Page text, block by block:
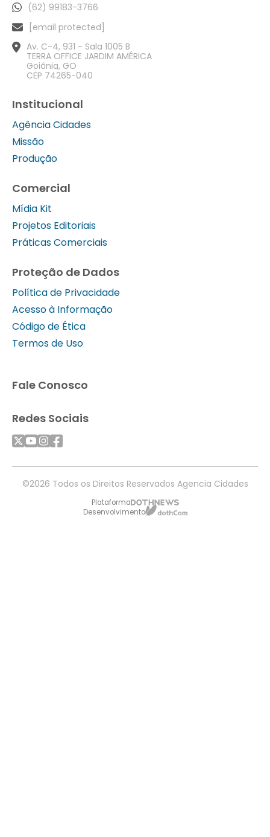
(62) 99183-3766
[email protected]
Av. C-4, 931 - Sala 1005 B
TERRA OFFICE JARDIM AMÉRICA
Goiânia, GO
CEP 74265-040
Institucional
Agência Cidades
Missão
Produção
Comercial
Mídia Kit
Projetos Editoriais
Práticas Comerciais
Proteção de Dados
Política de Privacidade
Acesso à Informação
Código de Ética
Termos de Uso
Fale Conosco
Redes Sociais
©2026 Todos os Direitos Reservados Agencia Cidades
Plataforma
Desenvolvimento